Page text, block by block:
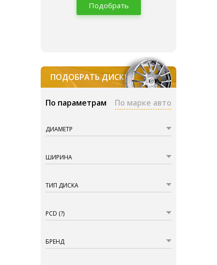
Подобрать
ПОДОБРАТЬ ДИСКИ
По параметрам По марке авто
ДИАМЕТР
ШИРИНА
ТИП ДИСКА
PCD (?)
БРЕНД